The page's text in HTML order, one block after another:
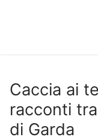
Caccia ai
racconti
di Garda